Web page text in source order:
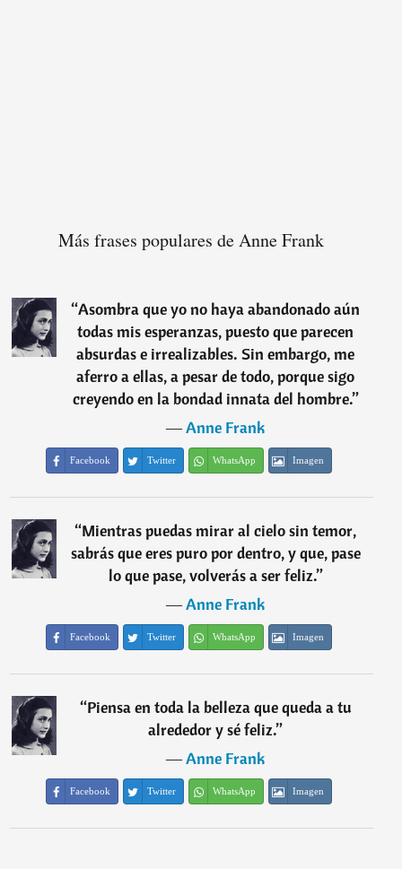
Más frases populares de Anne Frank
“Asombra que yo no haya abandonado aún
todas mis esperanzas, puesto que parecen
absurdas e irrealizables. Sin embargo, me
aferro a ellas, a pesar de todo, porque sigo
creyendo en la bondad innata del hombre.”
―Anne Frank
Facebook Twitter WhatsApp Imagen
“Mientras puedas mirar al cielo sin temor,
sabrás que eres puro por dentro, y que, pase
lo que pase, volverás a ser feliz.”
―Anne Frank
Facebook Twitter WhatsApp Imagen
“Piensa en toda la belleza que queda a tu
alrededor y sé feliz.”
―Anne Frank
Facebook Twitter WhatsApp Imagen